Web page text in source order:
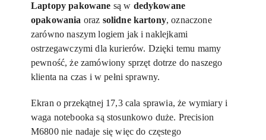
Laptopy pakowane są w dedykowane
opakowania oraz solidne kartony, oznaczone
zarówno naszym logiem jak i naklejkami
ostrzegawczymi dla kurierów. Dzięki temu mamy
pewność, że zamówiony sprzęt dotrze do naszego
klienta na czas i w pełni sprawny.
Ekran o przekątnej 17,3 cala sprawia, że wymiary i
waga notebooka są stosunkowo duże. Precision
M6800 nie nadaje się więc do częstego